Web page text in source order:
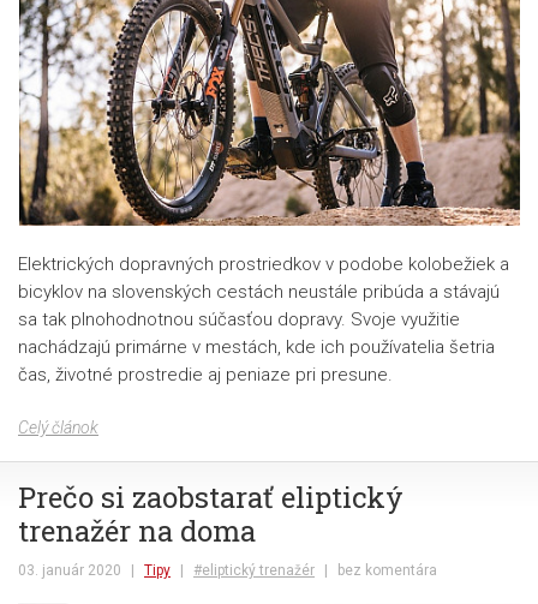
Elektrických dopravných prostriedkov v podobe kolobežiek a
bicyklov na slovenských cestách neustále pribúda a stávajú
sa tak plnohodnotnou súčasťou dopravy. Svoje využitie
nachádzajú primárne v mestách, kde ich používatelia šetria
čas, životné prostredie aj peniaze pri presune.
Celý článok
Prečo si zaobstarať eliptický
trenažér na doma
03. január 2020 Tipy #eliptický trenažér bez komentára